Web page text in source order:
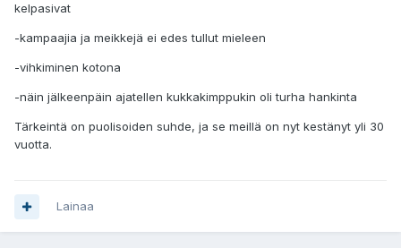
kelpasivat
-kampaajia ja meikkejä ei edes tullut mieleen
-vihkiminen kotona
-näin jälkeenpäin ajatellen kukkakimppukin oli turha hankinta
Tärkeintä on puolisoiden suhde, ja se meillä on nyt kestänyt yli 30
vuotta.
Lainaa